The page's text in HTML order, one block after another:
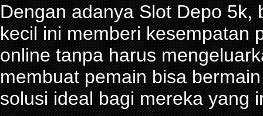
Dengan adanya Slot Depo 5k,
kecil ini memberi kesempatan
online tanpa harus
membuat pemain bisa
solusi ideal bagi mereka yang